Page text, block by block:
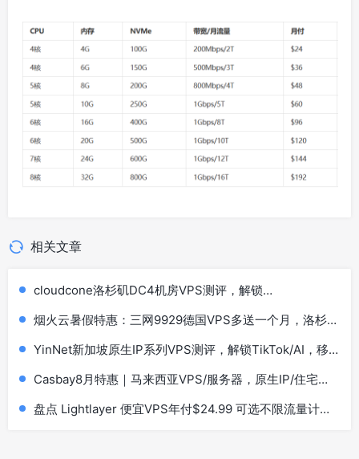
相关文章
cloudcone洛杉矶DC4机房VPS测评，解锁
烟火云暑假特惠：三网9929德国VPS多送一个月，洛杉
YinNet新加坡原生IP系列VPS测评，解锁TikTok/AI，移
Casbay8月特惠｜马来西亚VPS/服务器，原生IP/住宅
盘点 Lightlayer 便宜VPS年付$24.99 可选不限流量计划